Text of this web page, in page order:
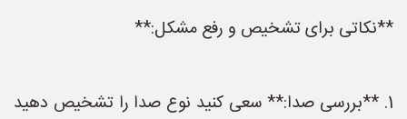
**نکاتی برای تشخیص و رفع مشکل:**
1. **بررسی صدا:** سعی کنید نوع صدا را تشخیص دهید